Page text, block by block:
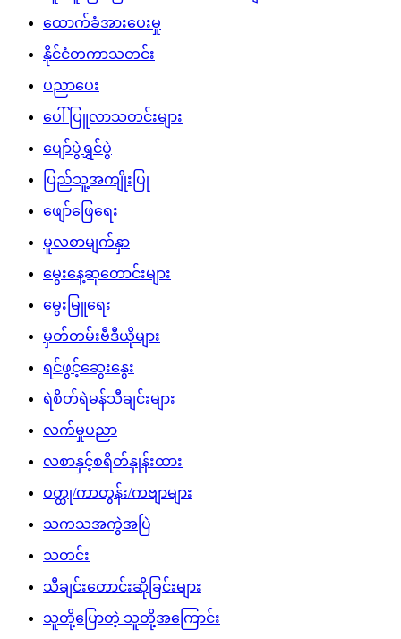
ထောက်ခံအားပေးမှု
နိုင်ငံတကာသတင်း
ပညာပေး
ပေါ်ပြူလာသတင်းများ
ပျော်ပွဲရွှင်ပွဲ
ပြည်သူ့အကျိုးပြု
ဖျော်ဖြေရေး
မူလစာမျက်နှာ
မွေးနေ့ဆုတောင်းများ
မွေးမြူရေး
မှတ်တမ်းဗီဒီယိုများ
ရင်ဖွင့်ဆွေးနွေး
ရဲစိတ်ရဲမန်သီချင်းများ
လက်မှုပညာ
လစာနှင့်စရိတ်နှုန်းထား
ဝတ္ထု/ကာတွန်း/ကဗျာများ
သကသအကွဲအပြဲ
သတင်း
သီချင်းတောင်းဆိုခြင်းများ
သူတို့ပြောတဲ့ သူတို့အကြောင်း